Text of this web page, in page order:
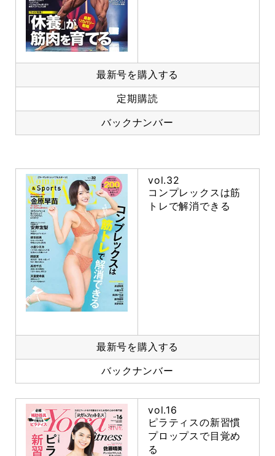
最新号を購入する
定期購読
バックナンバー
vol.32
コンプレックスは筋
トレで解消できる
最新号を購入する
バックナンバー
vol.16
ピラティスの新習慣
プロップスで目覚め
る